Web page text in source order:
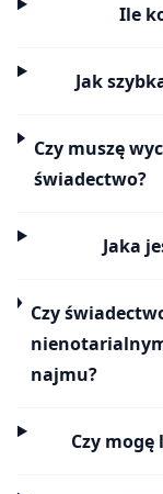
Ile
Jak
Czy muszę
świadectwo?
Jaka
Czy
najmu?
Czy